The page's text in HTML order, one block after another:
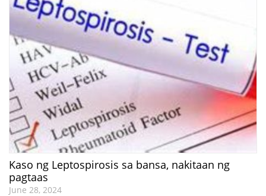
Kaso ng Leptospirosis sa bansa, nakitaan ng
pagtaas
June 28, 2024